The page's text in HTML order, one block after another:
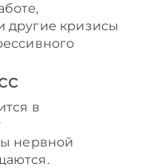
другие кризисы
в
нервной